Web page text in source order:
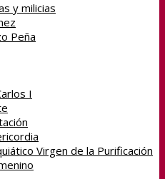
y milicias
Peña
I
Virgen de la Purificación